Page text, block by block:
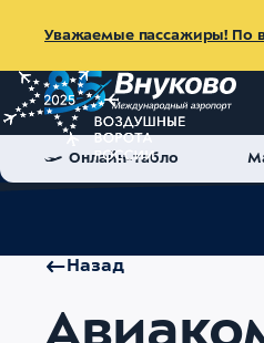
Уважаемые пассажиры! По
Онлайн-табло
Назад